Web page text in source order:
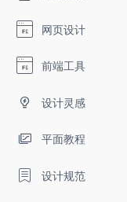
网页设计
前端工具
设计灵感
平面教程
设计规范